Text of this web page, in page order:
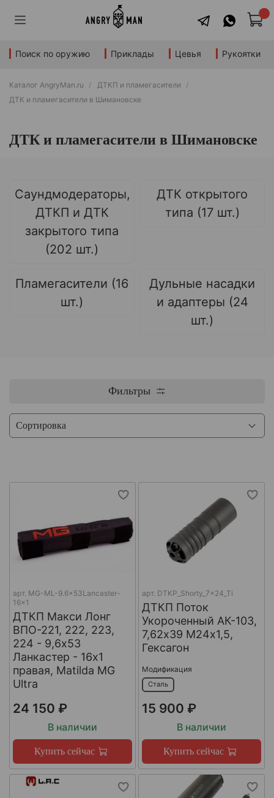
Поиск по оружию Приклады Цевья Рукоятки
Каталог AngryMan.ru
ДТКП и пламегасители
ДТК и пламегасители в Шимановске
ДТК и пламегасители в Шимановске
Саундмодераторы,
ДТКП и ДТК
закрытого типа
(202 шт.)
ДТК открытого
типа (17 шт.)
Пламегасители (16
шт.)
Дульные насадки
и адаптеры (24
шт.)
Фильтры
арт. MG-ML-9.6x53Lancaster-
16x1
ДТКП Макси Лонг
ВПО-221, 222, 223,
224 - 9,6x53
Ланкастер - 16x1
правая, Matilda MG
Ultra
24 150 ₽
В наличии
Купить сейчас
арт. DTKP_Shorty_7x24_Ti
ДТКП Поток
Укороченный АК-103,
7,62х39 М24х1,5,
Гексагон
Модификация
Сталь
15 900 ₽
В наличии
Купить сейчас